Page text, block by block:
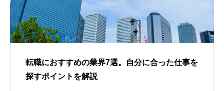
転職におすすめの業界7選。自分に合った仕事を
探すポイントを解説